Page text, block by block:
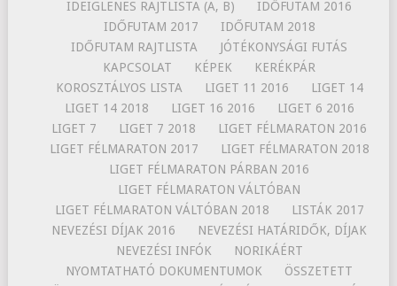
IDEIGLENES RAJTLISTA (A, B)
IDŐFUTAM 2016
IDŐFUTAM 2017
IDŐFUTAM 2018
IDŐFUTAM RAJTLISTA
JÓTÉKONYSÁGI FUTÁS
KAPCSOLAT
KÉPEK
KERÉKPÁR
KOROSZTÁLYOS LISTA
LIGET 11 2016
LIGET 14
LIGET 14 2018
LIGET 16 2016
LIGET 6 2016
LIGET 7
LIGET 7 2018
LIGET FÉLMARATON 2016
LIGET FÉLMARATON 2017
LIGET FÉLMARATON 2018
LIGET FÉLMARATON PÁRBAN 2016
LIGET FÉLMARATON VÁLTÓBAN
LIGET FÉLMARATON VÁLTÓBAN 2018
LISTÁK 2017
NEVEZÉSI DÍJAK 2016
NEVEZÉSI HATÁRIDŐK, DÍJAK
NEVEZÉSI INFÓK
NORIKÁÉRT
NYOMTATHATÓ DOKUMENTUMOK
ÖSSZETETT